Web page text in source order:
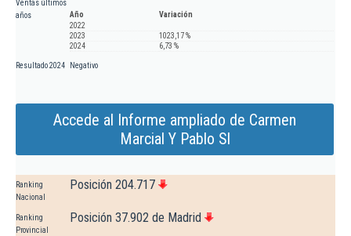
Ventas últimos
años
Año
Variación
2022
2023
1023,17 %
2024
6,73 %
Resultado 2024 Negativo
Accede al Informe ampliado de Carmen
Marcial Y Pablo Sl
Ranking
Nacional
Posición 204.717
Ranking
Provincial
Posición 37.902 de Madrid